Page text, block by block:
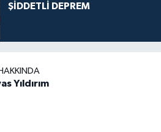
ŞİDDETLİ DEPREM
Yıldırım